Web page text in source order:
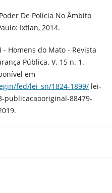
De Polícia No Âmbito
Ixtlan, 2014.
- Homens do Mato - Revista
Pública. V. 15 n. 1.
em
fed/lei_sn/1824-1899/lei-
publicacaooriginal-88479-